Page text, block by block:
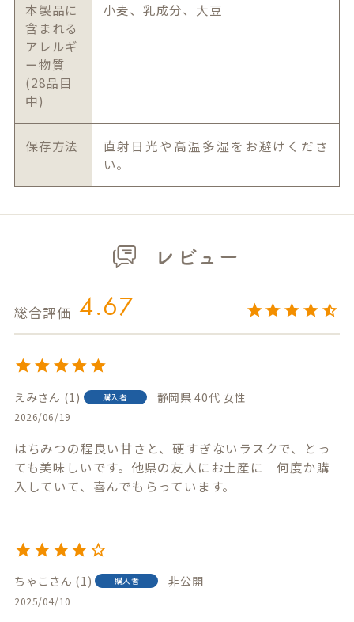
本製品に
含まれる
アレルギ
ー物質
(28品目
中)
小麦、乳成分、大豆
保存方法
直射日光や高温多湿をお避けくださ
い。
レビュー
4.67
えみ 1 購入者 静岡県 40代 女性
2026/06/19
はちみつの程良い甘さと、硬すぎないラスクで、とっ
ても美味しいです。他県の友人にお土産に　何度か購
入していて、喜んでもらっています。
ちゃこ 1 購入者 非公開
2025/04/10